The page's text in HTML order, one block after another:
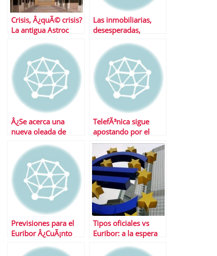
Crisis, Â¿quÃ© crisis?
La antigua Astroc
8% mÃ¡s caro
Las inmobiliarias,
desesperadas,
por semana para
vender como sea
Â¿Se acerca una
nueva oleada de
TelefÃ³nica sigue
apostando por el
dividendo
Previsiones para el
Euribor Â¿CuÃ¡nto
Tipos oficiales vs
Euribor: a la espera